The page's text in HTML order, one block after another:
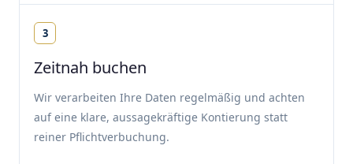
3
Zeitnah buchen
Wir verarbeiten Ihre Daten regelmäßig und achten
auf eine klare, aussagekräftige Kontierung statt
reiner Pflichtverbuchung.